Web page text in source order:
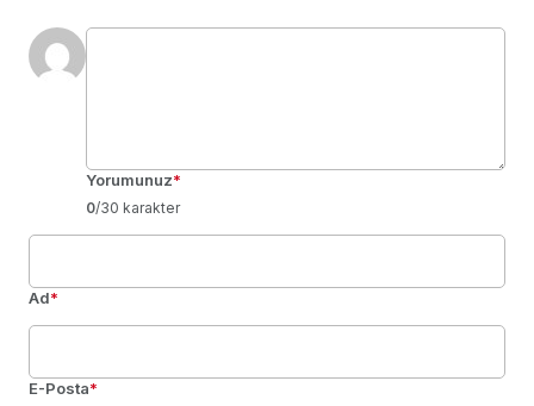
Yorumunuz*
0/30 karakter
Ad*
E-Posta*